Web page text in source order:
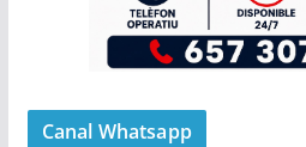
Canal Whatsapp